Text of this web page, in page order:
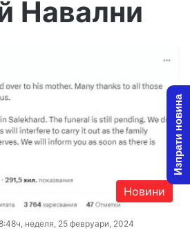
Навални
Новини
неделя, 25 февруари, 2024
Изпрати новина